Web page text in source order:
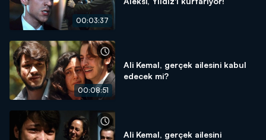
00:03:37
00:08:51
Ali Kemal, gerçek ailesini kabul
edecek mi?
Ali Kemal, gerçek ailesini